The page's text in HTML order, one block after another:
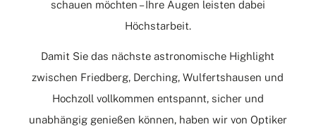
schauen möchten – Ihre Augen leisten dabei
Höchstarbeit.
Damit Sie das nächste astronomische Highlight
zwischen Friedberg, Derching, Wulfertshausen und
Hochzoll vollkommen entspannt, sicher und
unabhängig genießen können, haben wir von Optiker